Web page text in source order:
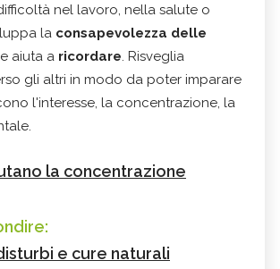
nel lavoro, nella salute o
la consapevolezza delle
e aiuta a ricordare. Risveglia
gli altri in modo da poter imparare
l'interesse, la concentrazione, la
la concentrazione
e cure naturali